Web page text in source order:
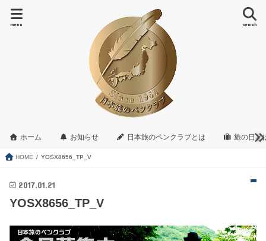
search
menu
ホーム お知らせ 日本旅のペンクラブとは 旅の日と
HOME YOSX8656_TP_V
2017.01.21
YOSX8656_TP_V